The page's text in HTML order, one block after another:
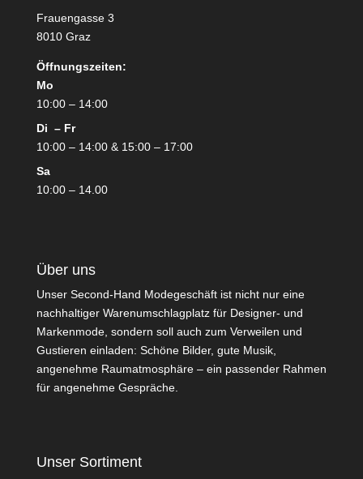
Frauengasse 3
8010 Graz
Öffnungszeiten:
Mo
10:00 – 14:00
Di – Fr
10:00 – 14:00 & 15:00 – 17:00
Sa
10:00 – 14.00
Über uns
Unser Second-Hand Modegeschäft ist nicht nur eine
nachhaltiger Warenumschlagplatz für Designer- und
Markenmode, sondern soll auch zum Verweilen und
Gustieren einladen: Schöne Bilder, gute Musik,
angenehme Raumatmosphäre – ein passender Rahmen
für angenehme Gespräche.
Unser Sortiment